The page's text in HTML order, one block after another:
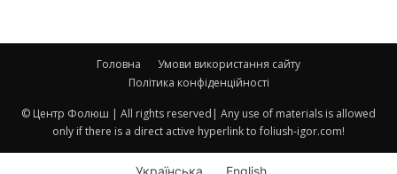
Головна
Умови використання сайту
Політика конфіденційності
© Центр Фолюш | All rights reserved| Any use of materials is allowed
only if there is a direct active hyperlink to foliush-igor.com!
Українська English